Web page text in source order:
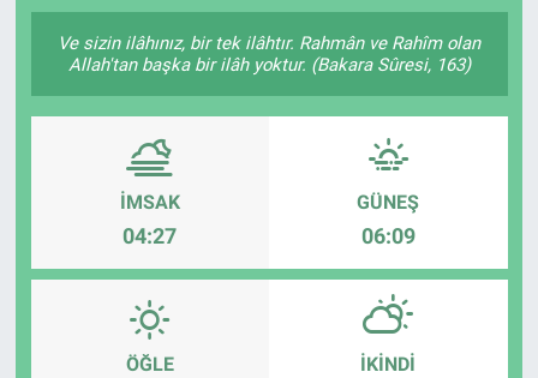
Ve sizin ilâhınız, bir tek ilâhtır. Rahmân ve Rahîm olan
Allah'tan başka bir ilâh yoktur. (Bakara Sûresi, 163)
İMSAK
04:27
GÜNEŞ
06:09
ÖĞLE İKINDI
Endüstri 4.0 Uygulamaları
Ağır Sanayi Çözümleri